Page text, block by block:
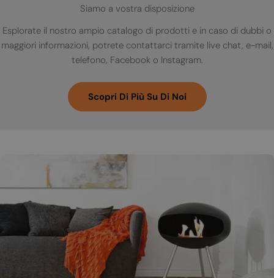
Siamo a vostra disposizione
Esplorate il nostro ampio catalogo di prodotti e in caso di dubbi o
maggiori informazioni, potrete contattarci tramite live chat, e-mail,
telefono, Facebook o Instagram.
Scopri Di Più Su Di Noi